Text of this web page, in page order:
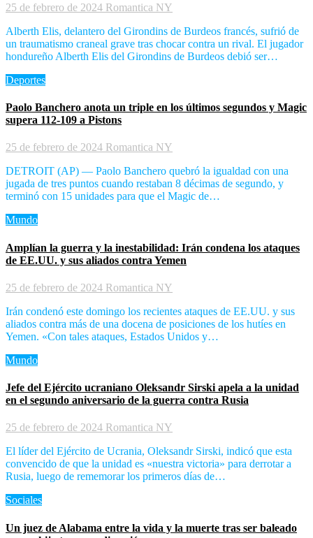
25 de febrero de 2024 Romantica NY
Alberth Elis, delantero del Girondins de Burdeos francés, sufrió de
un traumatismo craneal grave tras chocar contra un rival. El jugador
hondureño Alberth Elis del Girondins de Burdeos debió ser…
Deportes
Paolo Banchero anota un triple en los últimos segundos y Magic
supera 112-109 a Pistons
25 de febrero de 2024 Romantica NY
DETROIT (AP) — Paolo Banchero quebró la igualdad con una
jugada de tres puntos cuando restaban 8 décimas de segundo, y
terminó con 15 unidades para que el Magic de…
Mundo
Amplían la guerra y la inestabilidad: Irán condena los ataques
de EE.UU. y sus aliados contra Yemen
25 de febrero de 2024 Romantica NY
Irán condenó este domingo los recientes ataques de EE.UU. y sus
aliados contra más de una docena de posiciones de los hutíes en
Yemen. «Con tales ataques, Estados Unidos y…
Mundo
Jefe del Ejército ucraniano Oleksandr Sirski apela a la unidad
en el segundo aniversario de la guerra contra Rusia
25 de febrero de 2024 Romantica NY
El líder del Ejército de Ucrania, Oleksandr Sirski, indicó que esta
convencido de que la unidad es «nuestra victoria» para derrotar a
Rusia, luego de rememorar los primeros días de…
Sociales
Un juez de Alabama entre la vida y la muerte tras ser baleado